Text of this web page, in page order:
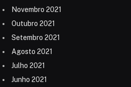
Novembro 2021
Outubro 2021
Setembro 2021
Agosto 2021
Julho 2021
Junho 2021